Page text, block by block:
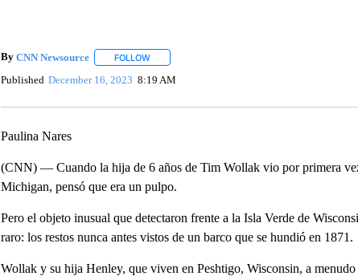
By CNN Newsource FOLLOWFOLLOW "" TO RECEIVE NOTIFICATIONS ABOUT
Published December 16, 2023 8:19 AM
Paulina Nares
(CNN) — Cuando la hija de 6 años de Tim Wollak vio por primera
Michigan, pensó que era un pulpo.
Pero el objeto inusual que detectaron frente a la Isla Verde de
raro: los restos nunca antes vistos de un barco que se hundió en 1871.
Wollak y su hija Henley, que viven en Peshtigo, Wisconsin, a